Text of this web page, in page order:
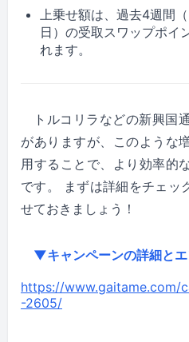
上乗せ額は、過去4週間
日）の受取スワップポイ
れます。
トルコリラなどの新興国
がありますが、このような
用することで、より効率的
です。 まずは詳細をチェッ
せておきましょう！
▼キャンペーンの詳細と
https://www.gaitame.com/
-2605/